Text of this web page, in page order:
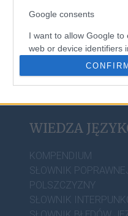
Google consents
I want to allow Google
web or device identifiers
I want to allow Google
I want to allow Google
WIEDZA
KOMPENDIUM
SŁOWNIK
POLSZCZYZNY
SŁOWNIK